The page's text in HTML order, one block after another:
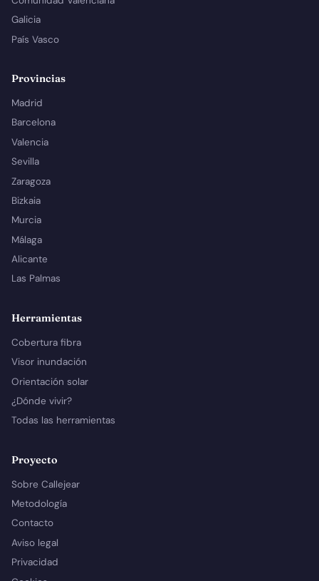
Galicia
País Vasco
Provincias
Madrid
Barcelona
Valencia
Sevilla
Zaragoza
Bizkaia
Murcia
Málaga
Alicante
Las Palmas
Herramientas
Cobertura fibra
Visor inundación
Orientación solar
¿Dónde vivir?
Todas las herramientas
Proyecto
Sobre Callejear
Metodología
Contacto
Aviso legal
Privacidad